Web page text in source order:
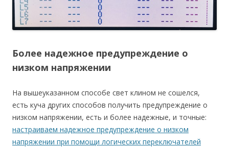
Более надежное предупреждение о
низком напряжении
На вышеуказанном способе свет клином не сошелся,
есть куча других способов получить предупреждение о
низком напряжении, есть и более надежные, и точные:
настраиваем надежное предупреждение о низком
напряжении при помощи логических переключателей